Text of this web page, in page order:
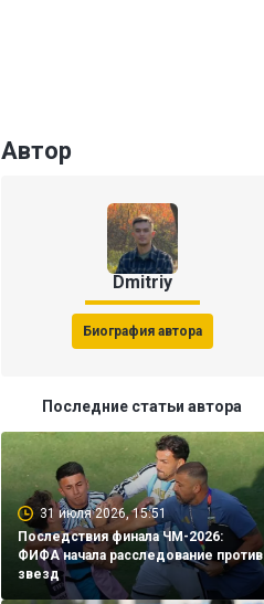
Автор
Dmitriy
Биография автора
Последние статьи автора
31 июля 2026, 15:51
Последствия финала ЧМ-2026:
ФИФА начала расследование против
звезд